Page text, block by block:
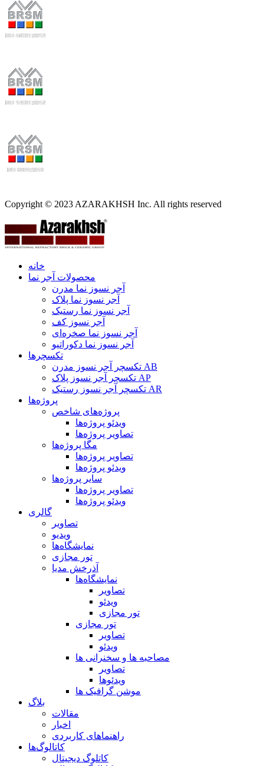
Copyright © 2023 AZARAKHSH Inc. All rights reserved
خانه
محصولات آجر نما
آجر نسوز نما مدرن
آجر نسوز نما پلاک
آجر نسوز نما رستیک
آجر نسوز کف
آجر نسوز نما صخره‌ای
آجر نسوز نما دکوراتیو
تکسچرها
تکسچر آجر نسوز مدرن AB
تکسچر آجر نسوز پلاک AP
تکسچر آجر نسوز رستیک AR
پروژه‌ها
پروژه‌های شاخص
ویدئو پروژه‌ها
تصاویر پروژه‌ها
مگا پروژه‌ها
تصاویر پروژه‌ها
ویدئو پروژه‌ها
سایر پروژه‌ها
تصاویر پروژه‌ها
ویدئو پروژه‌ها
گالری
تصاویر
ویدیو
نمایشگاه‌ها
تور مجازی
آذرخش مدیا
نمایشگاه‌ها
تصاویر
ویدئو
تور مجازی
تور مجازی
تصاویر
ویدئو
مصاحبه ها و سخنرانی ها
تصاویر
ویدئوها
موشن گرافیک ها
بلاگ
مقالات
اخبار
راهنماهای کاربردی
کاتالوگ‌ها
کاتلوگ دیجیتال